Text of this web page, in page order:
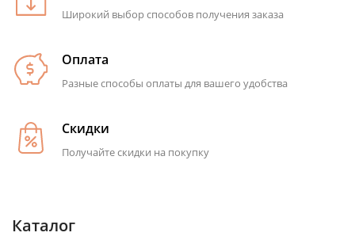
Широкий выбор способов получения заказа
Оплата
Разные способы оплаты для вашего удобства
Скидки
Получайте скидки на покупку
Каталог